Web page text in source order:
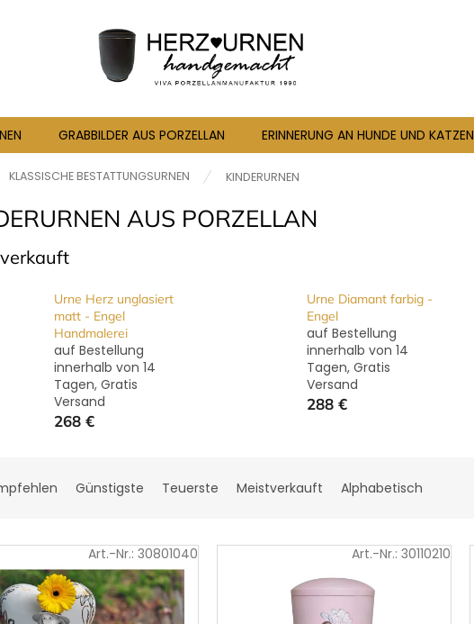
GRABBILDER AUS PORZELLAN ERINNERUNG AN HUNDE UND KATZEN
KLASSISCHE BESTATTUNGSURNEN KINDERURNEN
AUS PORZELLAN
Urne Herz unglasiert
matt - Engel
Handmalerei
auf Bestellung
innerhalb von 14
Tagen, Gratis
Versand
268 €
Urne Diamant farbig -
Engel
auf Bestellung
innerhalb von 14
Tagen, Gratis
Versand
288 €
Günstigste Teuerste Meistverkauft Alphabetisch
Art.-Nr.: 30801040 Art.-Nr.: 30110210